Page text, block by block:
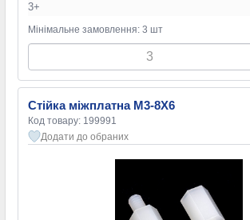
3+
Мінімальне замовлення: 3 шт
Стійка міжплатна M3-8X6
Код товару: 199991
Додати до обраних